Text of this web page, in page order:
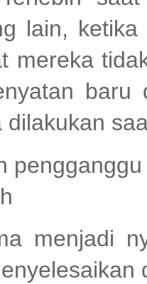
lain,
mereka
dilakukan
menjadi